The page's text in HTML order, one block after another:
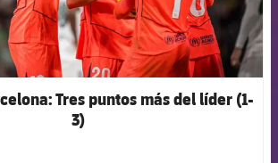
Tres puntos más del líder (1-
3)